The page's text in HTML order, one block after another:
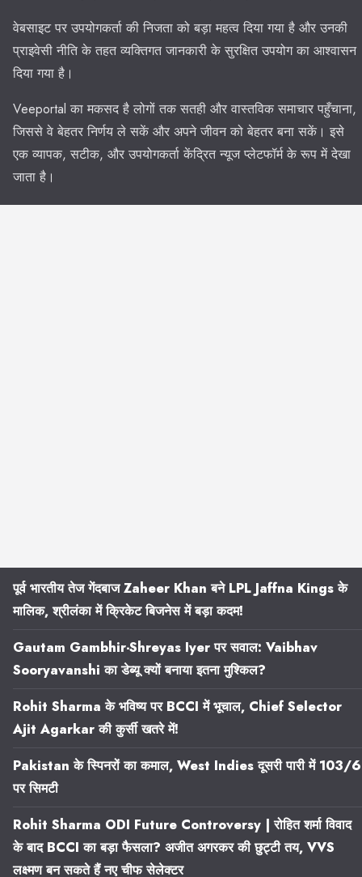
वेबसाइट पर उपयोगकर्ता की निजता को बड़ा महत्व दिया गया है और उनकी
प्राइवेसी नीति के तहत व्यक्तिगत जानकारी के सुरक्षित उपयोग का आश्वासन
दिया गया है।
Veeportal का मकसद है लोगों तक सतही और वास्तविक समाचार पहुँचाना,
जिससे वे बेहतर निर्णय ले सकें और अपने जीवन को बेहतर बना सकें। इसे
एक व्यापक, सटीक, और उपयोगकर्ता केंद्रित न्यूज प्लेटफॉर्म के रूप में देखा
जाता है।
पूर्व भारतीय तेज गेंदबाज Zaheer Khan बने LPL Jaffna Kings के
मालिक, श्रीलंका में क्रिकेट बिजनेस में बड़ा कदम!
Gautam Gambhir-Shreyas Iyer पर सवाल: Vaibhav
Sooryavanshi का डेब्यू क्यों बनाया इतना मुश्किल?
Rohit Sharma के भविष्य पर BCCI में भूचाल, Chief Selector
Ajit Agarkar की कुर्सी खतरे में!
Pakistan के स्पिनरों का कमाल, West Indies दूसरी पारी में 103/6
पर सिमटी
Rohit Sharma ODI Future Controversy | रोहित शर्मा विवाद
के बाद BCCI का बड़ा फैसला? अजीत अगरकर की छुट्टी तय, VVS
लक्ष्मण बन सकते हैं नए चीफ सेलेक्टर